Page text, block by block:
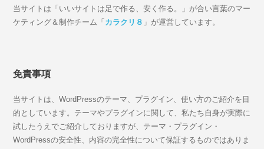
当サイトは「いいサイトは足で作る、安く作る。」が合い言葉のマー
ケティング＆制作チーム「カラクリ８ 」が運営しています。
免責事項
当サイトは、WordPressのテーマ、プラグイン、使い方のご紹介を目
的としています。テーマやプラグインに関して、私たち自身が実際に
試したうえでご紹介しておりますが、テーマ・プラグイン・
WordPressの安全性、内容の完全性について保証するものではありま